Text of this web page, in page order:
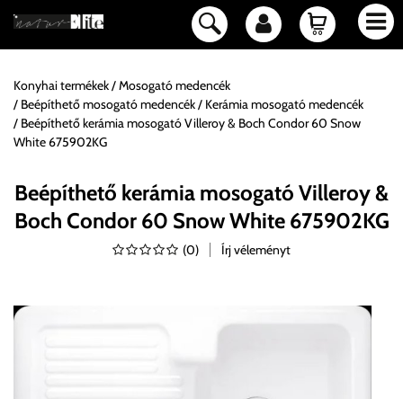
Konyhai termékek
Mosogató medencék
Beépíthető mosogató medencék
Kerámia mosogató medencék
Beépíthető kerámia mosogató Villeroy & Boch Condor 60 Snow
White 675902KG
Beépíthető kerámia mosogató Villeroy &
Boch Condor 60 Snow White 675902KG
(0) Írj véleményt